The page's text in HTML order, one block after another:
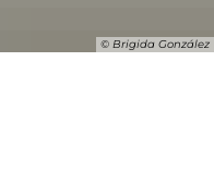
© Brigida González